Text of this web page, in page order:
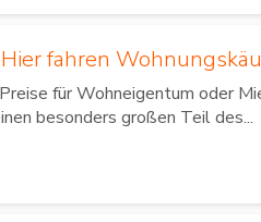
fahren
für Wohneigentum oder
besonders großen Teil des...